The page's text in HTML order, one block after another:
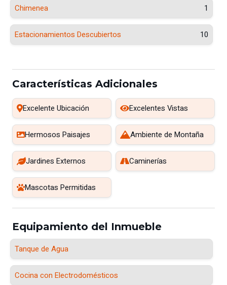
Chimenea 1
Estacionamientos Descubiertos 10
Características Adicionales
Excelente Ubicación Excelentes Vistas
Hermosos Paisajes Ambiente de Montaña
Jardines Externos Caminerías
Mascotas Permitidas
Equipamiento del Inmueble
Tanque de Agua
Cocina con Electrodomésticos